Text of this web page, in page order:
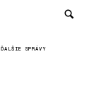
ĎALŠIE SPRÁVY